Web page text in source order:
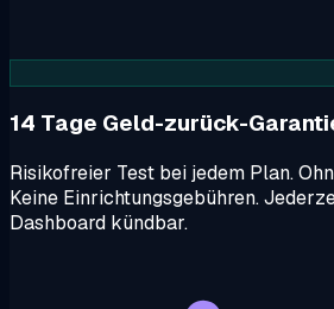
14 Tage Geld-zurück-
Risikofreier Test bei jedem Plan.
Keine Einrichtungsgebühren.
Dashboard kündbar.